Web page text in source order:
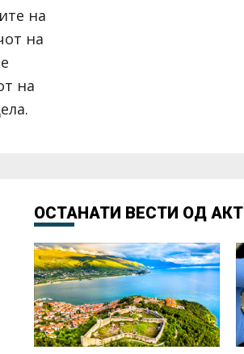
на
на
на
ОСТАНАТИ ВЕСТИ ОД